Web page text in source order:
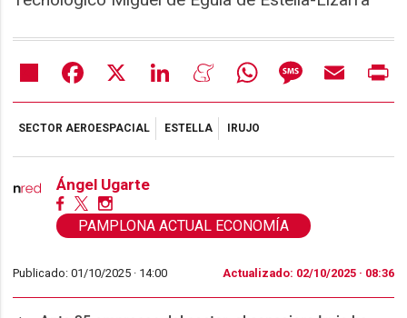
Share Facebook LinkedIn MeneameWhatsAppMessageEmail
SECTOR AEROESPACIAL ESTELLA IRUJO
Ángel Ugarte
PAMPLONA ACTUAL ECONOMÍA
Publicado: 01/10/2025 · 14:00 Actualizado: 02/10/2025 · 08:36